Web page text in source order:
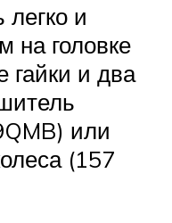
и
на головке
гайки и два
или
(157